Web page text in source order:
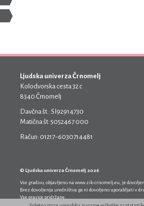
Ljudska univerza Črnomelj
Kolodvorska cesta 32 c
8340 Črnomelj
Davčna št.: SI92914730
Matična št: 5052467 000
Račun: 01217-6030714481
© Ljudska univerza Črnomelj 2026
Vse gradivo, objavljeno na www.zik-crnomelj.eu , je
Brez dovoljenja uredništva ga ni dovoljeno uporabljati v
Vse pravice pridržane.